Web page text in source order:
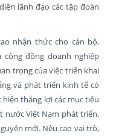
lãnh đạo các tập đoàn
nhận thức cho cán bộ,
cộng đồng doanh nghiệp
trọng của việc triển khai
và phát triển kinh tế có
thắng lợi các mục tiêu
nước Việt Nam phát triển,
mới. Nêu cao vai trò,